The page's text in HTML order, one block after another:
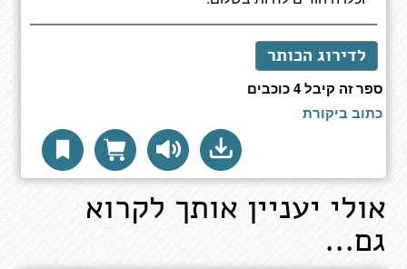
לדירוג הכותר
ספר זה קיבל 4 כוכבים
כתוב ביקורת
אולי יעניין אותך לקרוא
גם...